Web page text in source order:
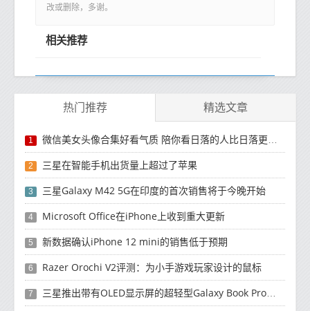
改或删除，多谢。
相关推荐
热门推荐 精选文章
1 微信美女头像合集好看气质 陪你看日落的人比日落更浪漫
2 三星在智能手机出货量上超过了苹果
3 三星Galaxy M42 5G在印度的首次销售将于今晚开始
4 Microsoft Office在iPhone上收到重大更新
5 新数据确认iPhone 12 mini的销售低于预期
6 Razer Orochi V2评测：为小手游戏玩家设计的鼠标
7 三星推出带有OLED显示屏的超轻型Galaxy Book Pro和Galaxy Book Pro 360笔记本电脑